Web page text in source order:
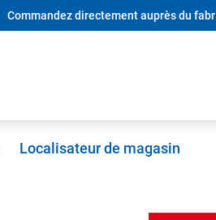
Commandez directement auprès du
Localisateur de magasin